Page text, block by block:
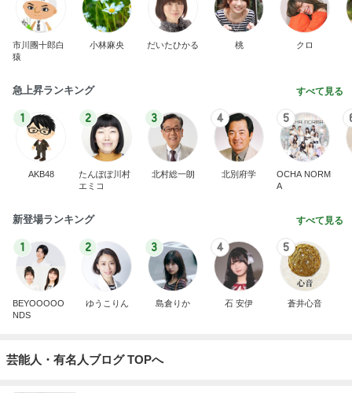
市川團十郎白
猿
小林麻央 だいたひかる 桃 クロ
急上昇ランキング すべて見る
1
AKB48
2
たんぽぽ川村
エミコ
3
北村総一朗
4
北別府学
5
OCHA NORM
A
新登場ランキング すべて見る
1
BEYOOOOO
NDS
2
ゆうこりん
3
島倉りか
4
石 安伊
5
蒼井心音
芸能人・有名人ブログ TOPへ